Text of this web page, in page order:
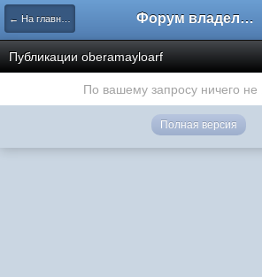
← На главную Форум владельцев интернет-магазинов
Публикации oberamayloarf
По вашему запросу ничего не
Полная версия